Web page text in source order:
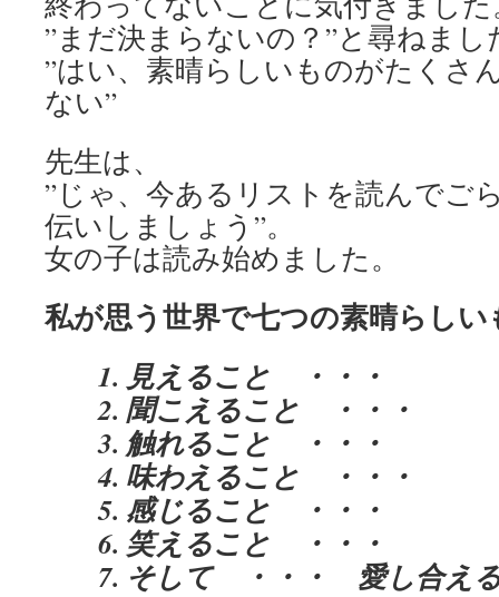
”まだ決まらないの？”と尋ねまし
”はい、素晴らしいものがたくさ
ない”
先生は、
”じゃ、今あるリストを読んでご
伝いしましょう”。
女の子は読み始めました。
私が思う世界で七つの素晴らしい
1. 見えること ・・・
2. 聞こえること ・・・
3. 触れること ・・・
4. 味わえること ・・・
5. 感じること ・・・
6. 笑えること ・・・
7. そして ・・・ 愛し合え